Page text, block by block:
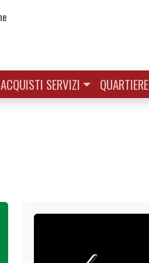
ACQUISTI SERVIZI QUARTIERE